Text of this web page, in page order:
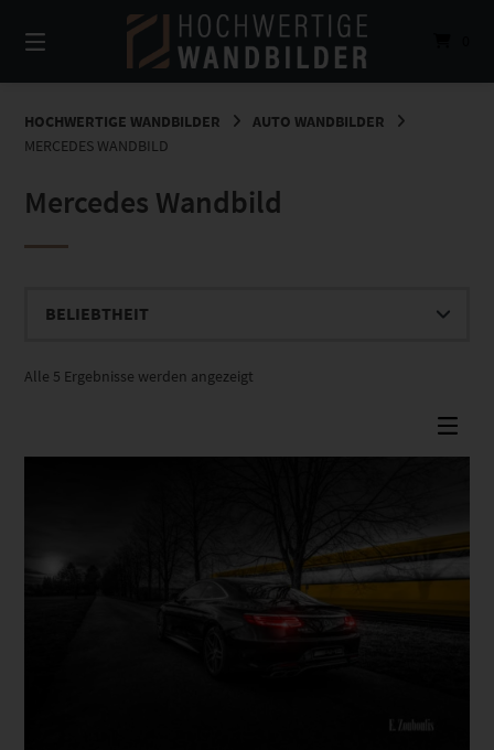
zum
Inhalt
HOCHWERTIGE WANDBILDER
AUTO WANDBILDER
MERCEDES WANDBILD
Mercedes Wandbild
Alle 5 Ergebnisse werden angezeigt
Dieses Produkt weist mehrere Varianten auf. Die Optionen können auf der Produktseite gewählt werden